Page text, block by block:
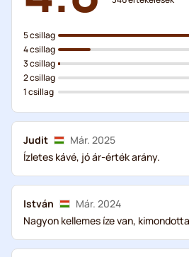
5 csillag
4 csillag
3 csillag
2 csillag
1 csillag
Judit
Már. 2025
Ízletes kávé, jó ár-érték arány.
István
Már. 2024
Nagyon kellemes íze van,